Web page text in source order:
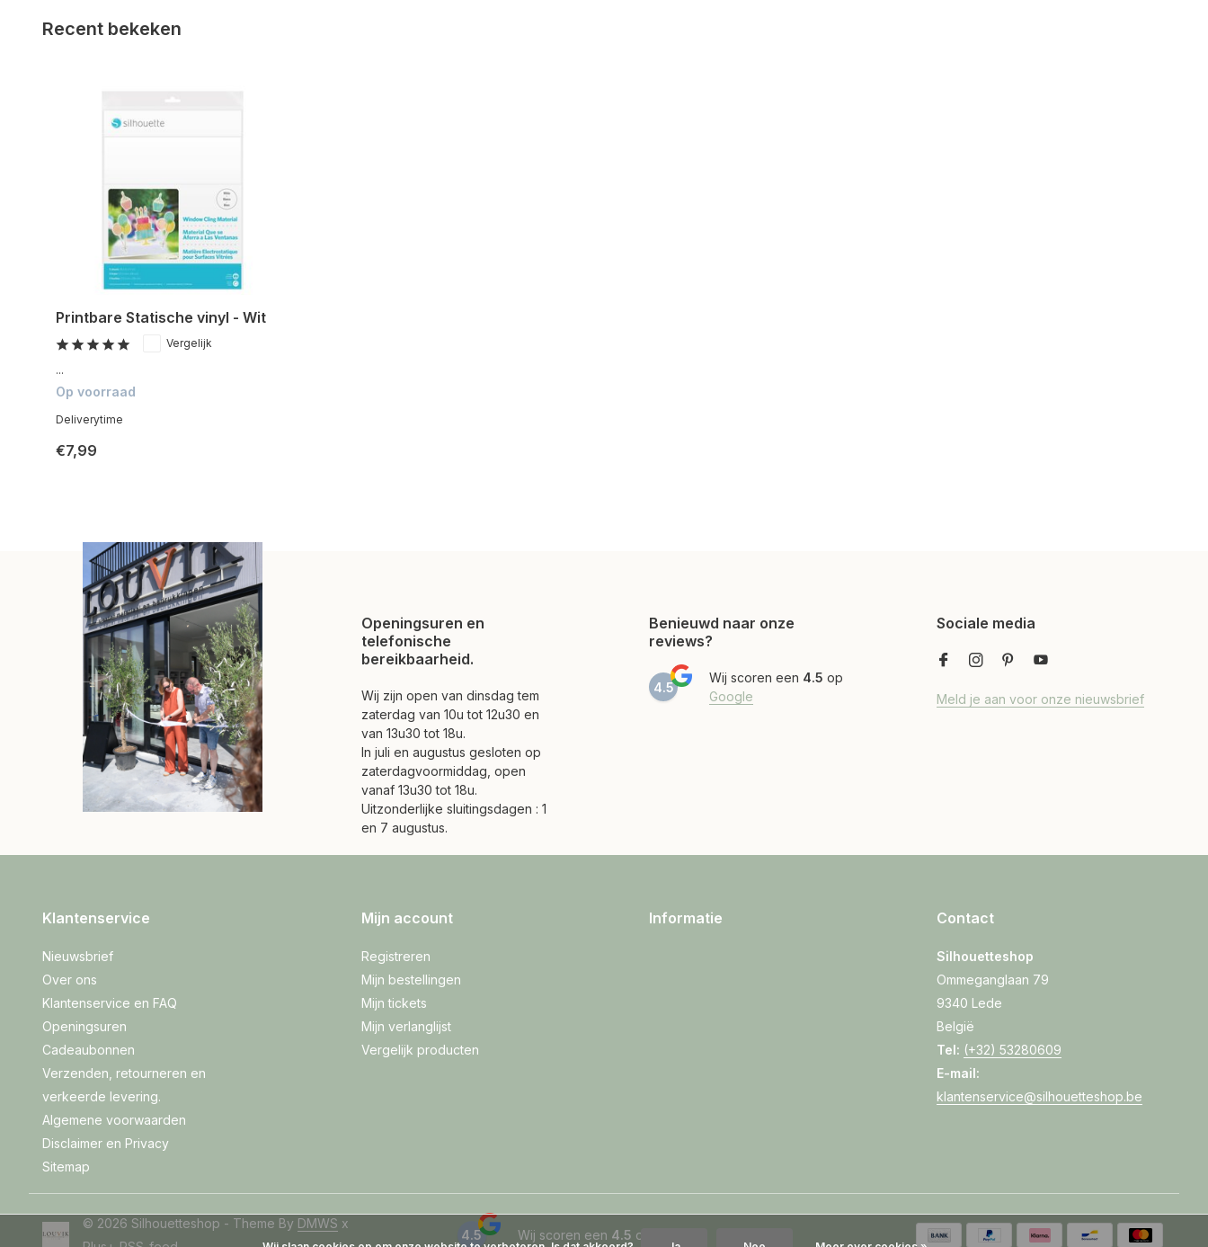
Recent bekeken
Printbare Statische vinyl - Wit
Vergelijk
...
Op voorraad
Deliverytime
€7,99
Openingsuren en
telefonische
bereikbaarheid.
Wij zijn open van dinsdag tem
zaterdag van 10u tot 12u30 en
van 13u30 tot 18u.
In juli en augustus gesloten op
zaterdagvoormiddag, open
vanaf 13u30 tot 18u.
Uitzonderlijke sluitingsdagen : 1
en 7 augustus.
Benieuwd naar onze
reviews?
4.5
Wij scoren een 4.5 op
Google
Sociale media
Meld je aan voor onze nieuwsbrief
Klantenservice
Nieuwsbrief
Over ons
Klantenservice en FAQ
Openingsuren
Cadeaubonnen
Verzenden, retourneren en
verkeerde levering.
Algemene voorwaarden
Disclaimer en Privacy
Sitemap
Mijn account
Registreren
Mijn bestellingen
Mijn tickets
Mijn verlanglijst
Vergelijk producten
Informatie Contact
Silhouetteshop
Ommeganglaan 79
9340 Lede
België
Tel: (+32) 53280609
E-mail:
klantenservice@silhouetteshop.be
© 2026 Silhouetteshop - Theme By DMWS x
4.5 Wij scoren een 4.5 op